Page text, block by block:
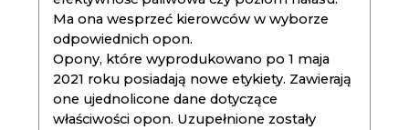
Ma ona wesprzeć kierowców w wyborze
odpowiednich opon.
Opony, które wyprodukowano po 1 maja
2021 roku posiadają nowe etykiety. Zawierają
one ujednolicone dane dotyczące
właściwości opon. Uzupełnione zostały